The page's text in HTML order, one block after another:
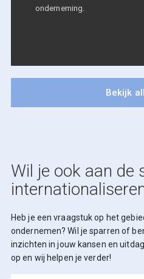
onderneming.
Bekijk
Wil je ook aan de
Heb je een vraagstuk op het
ondernemen? Wil je sparren of
inzichten in jouw kansen en
op en wij helpen je verder!